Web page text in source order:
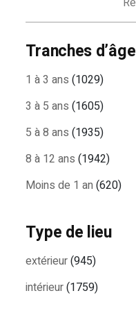
Tranches d’âge
1 à 3 ans (1029)
3 à 5 ans (1605)
5 à 8 ans (1935)
8 à 12 ans (1942)
Moins de 1 an (620)
Type de lieu
extérieur(945)
intérieur(1759)